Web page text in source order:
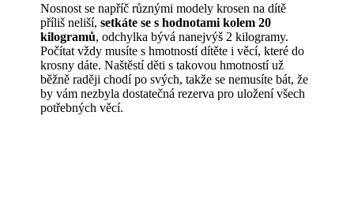
Nosnost se napříč různými modely krosen na dítě
příliš neliší,setkáte se s hodnotami kolem 20
kilogramů, odchylka bývá nanejvýš 2 kilogramy.
Počítat vždy musíte s hmotností dítěte i věcí, které do
krosny dáte. Naštěstí děti s takovou hmotností už
běžně raději chodí po svých, takže se nemusíte bát, že
by vám nezbyla dostatečná rezerva pro uložení všech
potřebných věcí.